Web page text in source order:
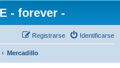
- forever -
Identificarse
Registrarse
Mercadillo